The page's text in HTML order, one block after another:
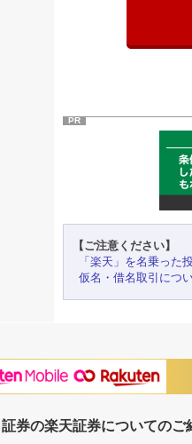
PR
【ご注意ください】
「楽天」を名乗った
仮名・借名取引につ
券の楽天証券についてのご